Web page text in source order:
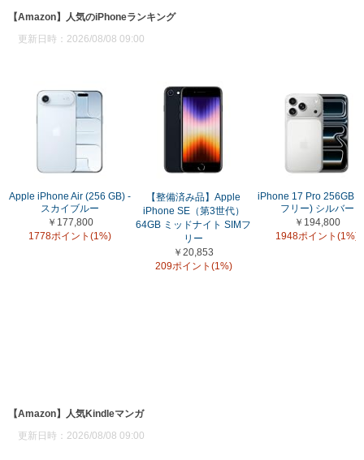
【Amazon】人気のiPhoneランキング
更新日時：2026/08/08 09:00
Apple iPhone Air (256 GB) -
スカイブルー
￥177,800
1778ポイント(1%)
【整備済み品】Apple
iPhone SE（第3世代）
64GB ミッドナイト SIMフ
リー
￥20,853
209ポイント(1%)
iPhone 17 Pro 256GB
フリー) シルバー
￥194,800
1948ポイント(1%)
【Amazon】人気Kindleマンガ
更新日時：2026/08/08 09:00